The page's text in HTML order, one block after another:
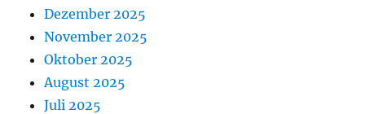
Dezember 2025
November 2025
Oktober 2025
August 2025
Juli 2025